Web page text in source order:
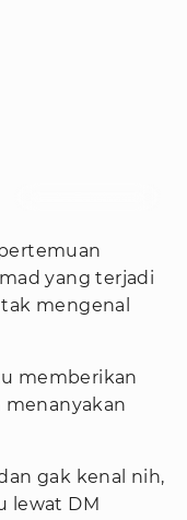
yang terjadi
mengenal
memberikan
menanyakan
gak kenal nih,
lewat DM